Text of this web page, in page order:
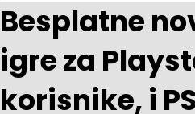
Besplatne
igre za
korisnike, i